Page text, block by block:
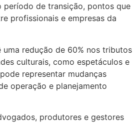
de transição, pontos que
profissionais e empresas da
uma redução de 60% nos tributos
culturais, como espetáculos e
representar mudanças
operação e planejamento
produtores e gestores